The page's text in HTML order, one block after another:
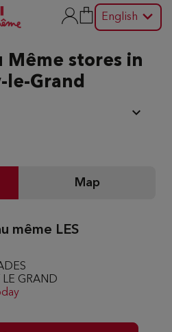
English
Même stores in
le-Grand
Map
même LES
GRAND